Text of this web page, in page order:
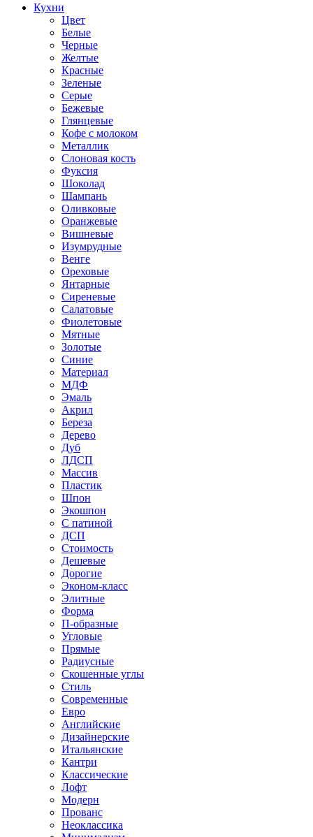
Кухни
Цвет
Белые
Черные
Желтые
Красные
Зеленые
Серые
Бежевые
Глянцевые
Кофе с молоком
Металлик
Слоновая кость
Фуксия
Шоколад
Шампань
Оливковые
Оранжевые
Вишневые
Изумрудные
Венге
Ореховые
Янтарные
Сиреневые
Салатовые
Фиолетовые
Мятные
Золотые
Синие
Материал
МДФ
Эмаль
Акрил
Береза
Дерево
Дуб
ЛДСП
Массив
Пластик
Шпон
Экошпон
С патиной
ДСП
Стоимость
Дешевые
Дорогие
Эконом-класс
Элитные
Форма
П-образные
Угловые
Прямые
Радиусные
Скошенные углы
Стиль
Современные
Евро
Английские
Дизайнерские
Итальянские
Кантри
Классические
Лофт
Модерн
Прованс
Неоклассика